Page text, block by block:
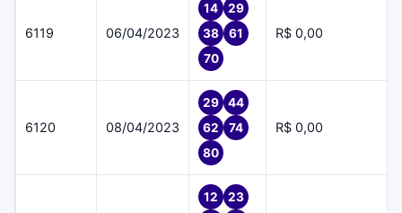
6119 06/04/2023
14
29
38
61
70
R$ 0,00
6120 08/04/2023
29
44
62
74
80
R$ 0,00
12
23